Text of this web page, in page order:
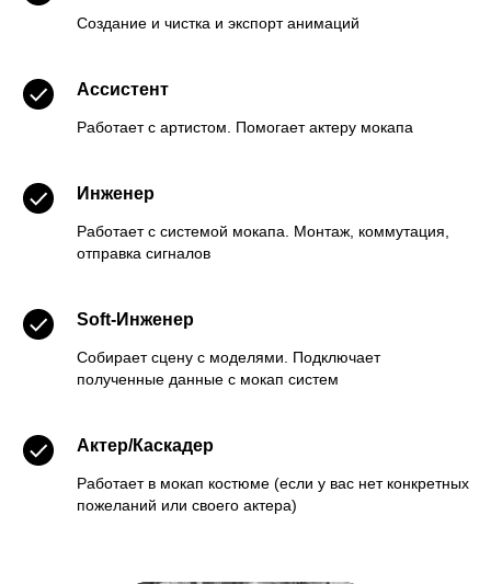
Создание и чистка и экспорт анимаций
Ассистент
Работает с артистом. Помогает актеру мокапа
Инженер
Работает с системой мокапа. Монтаж, коммутация,
отправка сигналов
Soft-Инженер
Собирает сцену с моделями. Подключает
полученные данные с мокап систем
Актер/Каскадер
Работает в мокап костюме (если у вас нет конкретных
пожеланий или своего актера)